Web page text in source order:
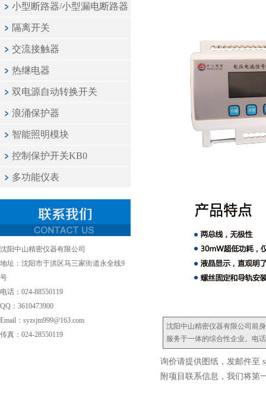
小型断路器/小型漏电断路器
隔离开关
交流接触器
热继电器
双电源自动转换开关
浪涌保护器
智能照明模块
控制保护开关KB0
多功能仪表
沈阳中山精密仪器有限公司
地址：沈阳市于洪区马三家街道永全线9
号
电话：024-88550119
QQ：3610473900
Email：syzsjm999@163.com
传真：024-28550119
沈阳中山精密仪器有限公司前
服务于一体的综合性企业。电话
询价请提供图纸，发邮件至
附项目联系信息，我们将第